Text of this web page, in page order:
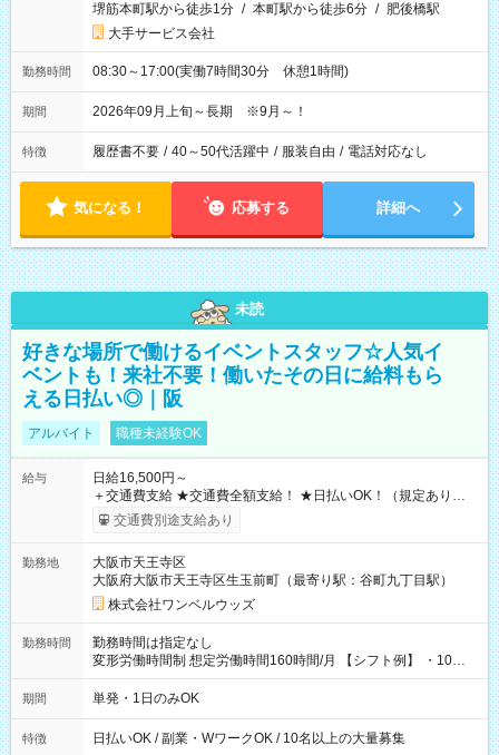
堺筋本町駅から徒歩1分 / 本町駅から徒歩6分 / 肥後橋駅
大手サービス会社
勤務時間 08:30～17:00(実働7時間30分 休憩1時間)
期間 2026年09月上旬～長期 ※9月～！
特徴 履歴書不要 / 40～50代活躍中 / 服装自由 / 電話対応なし
気になる！ 応募する 詳細へ
未読
好きな場所で働けるイベントスタッフ☆人気イ
ベントも！来社不要！働いたその日に給料もら
える日払い◎｜阪
アルバイト 職種未経験OK
給与
日給16,500円～
＋交通費支給 ★交通費全額支給！ ★日払いOK！（規定あり） ┗
働いたその日に現金GET♪ お仕事後はコンビニATMから 日払
交通費別途支給あり
勤務地
大阪市天王寺区
大阪府大阪市天王寺区生玉前町（最寄り駅：谷町九丁目駅）
株式会社ワンベルウッズ
勤務時間
勤務時間は指定なし
変形労働時間制 想定労働時間160時間/月 【シフト例】 ・10：
00～20：00
期間 単発・1日のみOK
特徴 日払いOK / 副業・WワークOK / 10名以上の大量募集